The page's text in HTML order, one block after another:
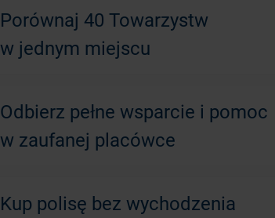
Porównaj 40 Towarzystw
w jednym miejscu
Odbierz pełne wsparcie i pomoc
w zaufanej placówce
Kup polisę bez wychodzenia